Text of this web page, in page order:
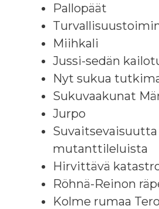
Pallopäät
Miihkali
Jussi-sedän
Nyt sukua
Sukuvaakunat
Jurpo
Suvaitsevaisuutta
mutanttileluista
Hirvittävä
Röhnä-Reinon
Kolme rumaa